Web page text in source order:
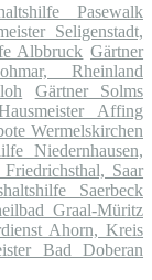
Pasewalk
Seligenstadt,
Albbruck Gärtner
Rheinland
Gärtner Solms
Affing
Wermelskirchen
Niedernhausen,
Friedrichsthal, Saar
Saerbeck
Graal-Müritz
Ahorn, Kreis
Bad Doberan